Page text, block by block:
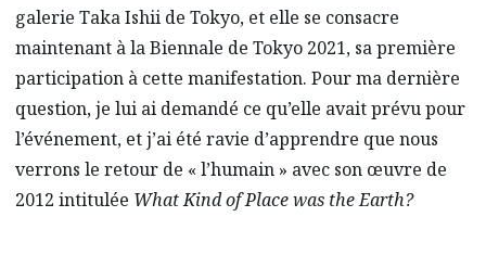
galerie Taka Ishii de Tokyo, et elle se consacre
maintenant à la Biennale de Tokyo 2021, sa première
participation à cette manifestation. Pour ma dernière
question, je lui ai demandé ce qu’elle avait prévu pour
l’événement, et j’ai été ravie d’apprendre que nous
verrons le retour de « l’humain » avec son œuvre de
2012 intitulée What Kind of Place was the Earth?